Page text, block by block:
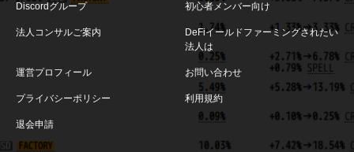
Discordグループ 初心者メンバー向け
法人コンサルご案内
DeFiイールドファーミングされたい
法人は
運営プロフィール お問い合わせ
プライバシーポリシー 利用規約
退会申請